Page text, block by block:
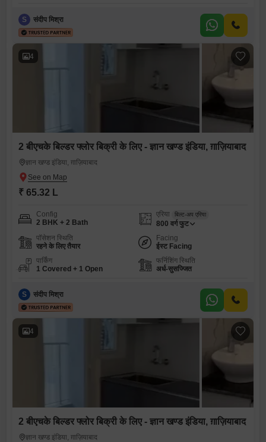
S संदीप मिश्रा
4
2 बीएचके बिल्डर फ्लोर बिक्री के लिए - ज्ञान खण्ड इंडिया, ग़ाज़ियाबाद
ज्ञान खण्ड इंडिया, ग़ाज़ियाबाद
₹ 65.32 L
Config
2 BHK + 2 Bath
एरिया बिल्ट-अप एरिया
800 वर्ग फुट
पॉसेशन स्थिति
रहने के लिए तैयार
Facing
ईस्ट Facing
पार्किंग
1 Covered + 1 Open
फर्निशिंग स्थिति
अर्ध-सुसज्जित
S संदीप मिश्रा
4
2 बीएचके बिल्डर फ्लोर बिक्री के लिए - ज्ञान खण्ड इंडिया, ग़ाज़ियाबाद
ज्ञान खण्ड इंडिया, ग़ाज़ियाबाद